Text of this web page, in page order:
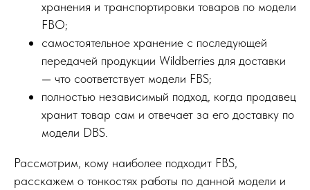
хранения и транспортировки товаров по модели
FBO;
самостоятельное хранение с последующей
передачей продукции Wildberries для доставки
— что соответствует модели FBS;
полностью независимый подход, когда продавец
хранит товар сам и отвечает за его доставку по
модели DBS.
Рассмотрим, кому наиболее подходит FBS,
расскажем о тонкостях работы по данной модели и